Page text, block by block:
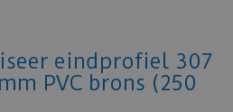
eindprofiel 307
PVC brons (250